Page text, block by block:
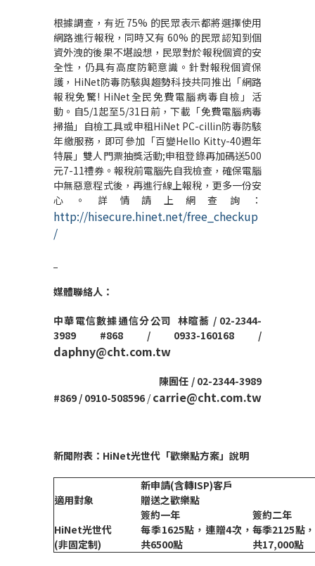
根據調查，有近 75% 的民眾表示都將選擇使用
網路進行報稅，同時又有 60% 的民眾認知到個
資外洩的後果不堪設想，民眾對於報稅個資的安
全性，仍具有高度防範意識。針對報稅個資保
護，HiNet防毒防駭與趨勢科技共同推出「網路
報稅免驚! HiNet全民免費電腦病毒自檢」活
動。自5/1起至5/31日前，下載「免費電腦病毒
掃描」自檢工具或申租HiNet PC-cillin防毒防駭
年繳服務，即可參加「百變Hello Kitty-40週年
特展」雙人門票抽獎活動;申租登錄再加碼送500
元7-11禮券。報稅前電腦先自我檢查，確保電腦
中無惡意程式後，再進行線上報稅，更多一份安
心。詳情請上網查詢：
http://hisecure.hinet.net/free_checkup
/
媒體聯絡人：
中華電信數據通信分公司 林暄蕎 / 02-2344-
3989 #868 / 0933-160168 /
daphny@cht.com.tw
陳囿任 / 02-2344-3989
#869 / 0910-508596 /carrie@cht.com.tw
新聞附表： HiNet光世代 「歡樂點方案」 說明
適用對象
新申請(含轉ISP)客戶
贈送之歡樂點
簽約一年
簽約二年
HiNet光世代
(非固定制)
每季1625點，連贈4次，
共6500點
每季2125點
共17,000點